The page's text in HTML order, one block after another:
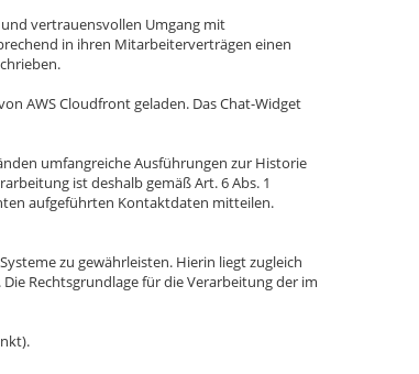
vertrauensvollen Umgang mit
in ihren Mitarbeiterverträgen einen
AWS Cloudfront geladen. Das Chat-Widget
umfangreiche Ausführungen zur Historie
ist deshalb gemäß Art. 6 Abs. 1
aufgeführten Kontaktdaten mitteilen.
zu gewährleisten. Hierin liegt zugleich
Rechtsgrundlage für die Verarbeitung der im